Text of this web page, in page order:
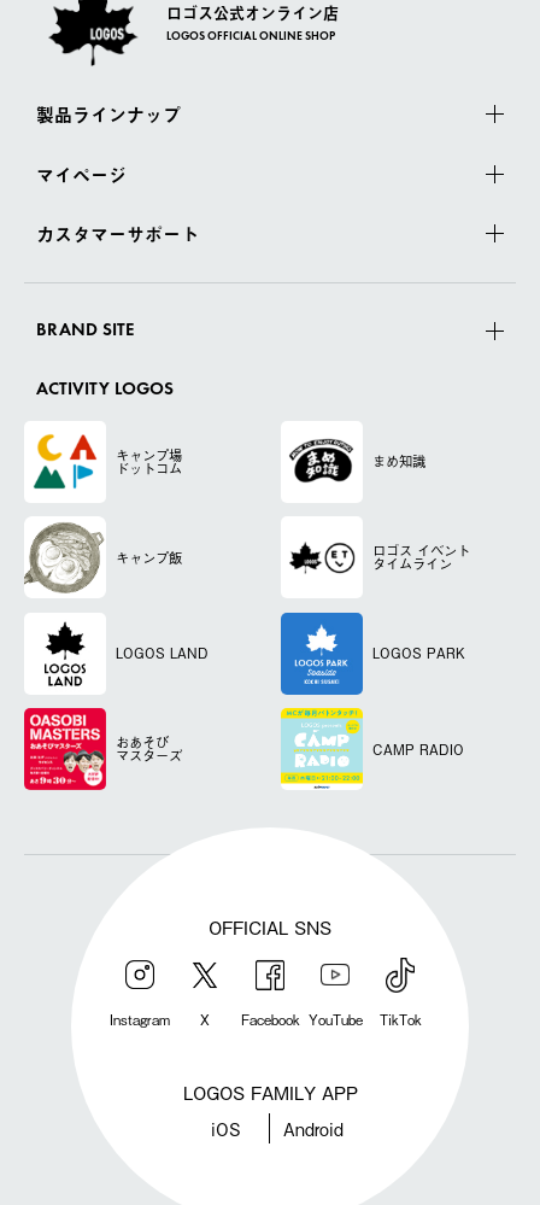
ロゴス公式オンライン店
LOGOS OFFICIAL ONLINE SHOP
製品ラインナップ
マイページ
カスタマーサポート
BRAND SITE
ACTIVITY LOGOS
キャンプ場
ドットコム まめ知識
キャンプ飯 ロゴス イベント
タイムライン
LOGOS LAND LOGOS PARK
おあそび
マスターズ CAMP RADIO
OFFICIAL SNS
Instagram X Facebook YouTube TikTok
LOGOS FAMILY APP
iOS Android